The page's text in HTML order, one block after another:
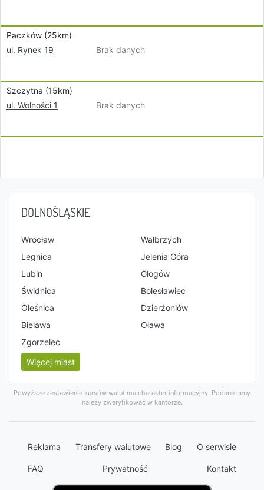
Paczków (25km)
ul. Rynek 19
Brak danych
Szczytna (15km)
ul. Wolności 1
Brak danych
DOLNOŚLĄSKIE
Wrocław
Wałbrzych
Legnica
Jelenia Góra
Lubin
Głogów
Świdnica
Bolesławiec
Oleśnica
Dzierżoniów
Bielawa
Oława
Zgorzelec
Więcej miast
Powyższe zestawienie kursów walut ma charakter informacyjny. Podane ceny
należy zweryfikować w kantorze.
Reklama Transfery walutowe Blog O serwisie
FAQ Prywatność Kontakt